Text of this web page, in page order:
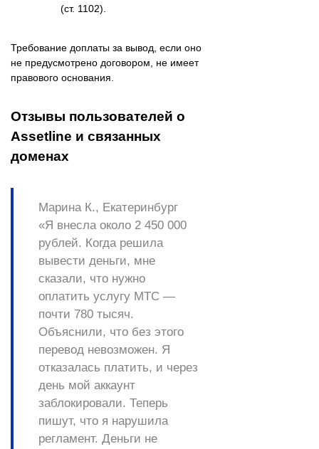
(ст. 1102).
Требование доплаты за вывод, если оно
не предусмотрено договором, не имеет
правового основания.
Отзывы пользователей о
Assetline и связанных
доменах
Марина К., Екатеринбург
«Я внесла около 2 450 000
рублей. Когда решила
вывести деньги, мне
сказали, что нужно
оплатить услугу MTC —
почти 780 тысяч.
Объяснили, что без этого
перевод невозможен. Я
отказалась платить, и через
день мой аккаунт
заблокировали. Теперь
пишут, что я нарушила
регламент. Деньги не